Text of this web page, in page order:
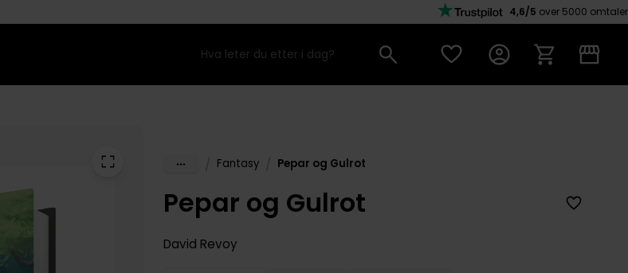
4,6/5 over 5000 omtaler
Fantasy Pepar og Gulrot
Pepar og Gulrot
David Revoy